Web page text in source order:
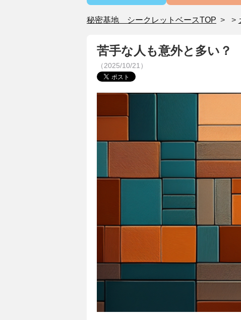
秘密基地 シークレットベースTOP >
苦手な人も意外と多い
（2025/10/21）